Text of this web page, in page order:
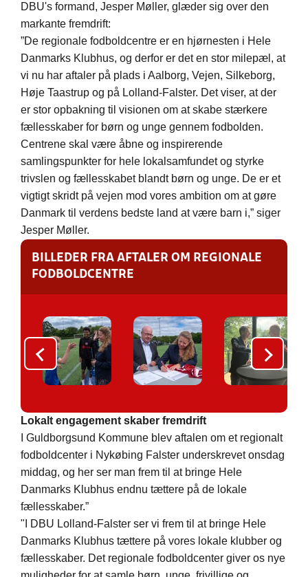
DBU's formand, Jesper Møller, glæder sig over den
markante fremdrift:
”De regionale fodboldcentre er en hjørnesten i Hele
Danmarks Klubhus, og derfor er det en stor milepæl, at
vi nu har aftaler på plads i Aalborg, Vejen, Silkeborg,
Høje Taastrup og på Lolland-Falster. Det viser, at der
er stor opbakning til visionen om at skabe stærkere
fællesskaber for børn og unge gennem fodbolden.
Centrene skal være åbne og inspirerende
samlingspunkter for hele lokalsamfundet og styrke
trivslen og fællesskabet blandt børn og unge. De er et
vigtigt skridt på vejen mod vores ambition om at gøre
Danmark til verdens bedste land at være barn i,” siger
Jesper Møller.
BILLEDER FRA AFTALER OM REGIONALE
FODBOLDCENTRE
Lokalt engagement skaber fremdrift
I Guldborgsund Kommune blev aftalen om et regionalt
fodboldcenter i Nykøbing Falster underskrevet onsdag
middag, og her ser man frem til at bringe Hele
Danmarks Klubhus endnu tættere på de lokale
fællesskaber.”
"I DBU Lolland-Falster ser vi frem til at bringe Hele
Danmarks Klubhus tættere på vores lokale klubber og
fællesskaber. Det regionale fodboldcenter giver os nye